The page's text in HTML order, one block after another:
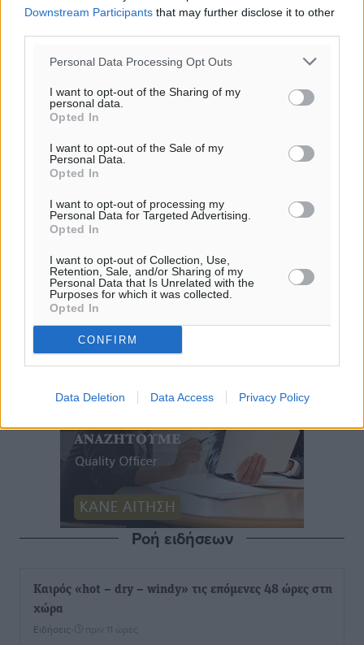
Downstream Participants that may further disclose it to other
Personal Data Processing Opt Outs
I want to opt-out of the Sharing of my
personal data.
Opted In
I want to opt-out of the Sale of my
Personal Data.
Opted In
I want to opt-out of processing my
Personal Data for Targeted Advertising.
Opted In
I want to opt-out of Collection, Use,
Retention, Sale, and/or Sharing of my
Personal Data that Is Unrelated with the
Purposes for which it was collected.
Opted In
CONFIRM
Data Deletion Data Access Privacy Policy
Ροή ειδήσεων
Καιρός «hot – dry – windy» τις επόμενες 48 ώρες στη
χώρα
Ειδήσεις πριν 11 ώρες